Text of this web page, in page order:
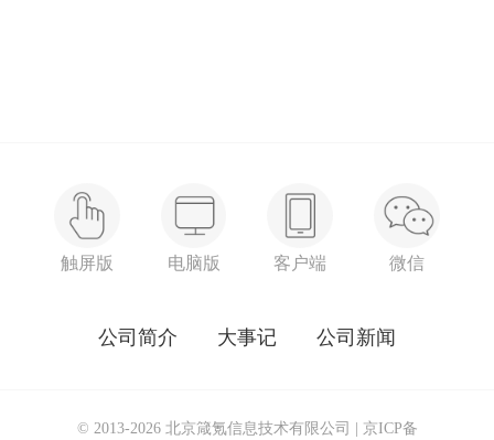
触屏版 电脑版 客户端 微信
公司简介 大事记 公司新闻
© 2013-2026 北京箴氪信息技术有限公司 | 京ICP备